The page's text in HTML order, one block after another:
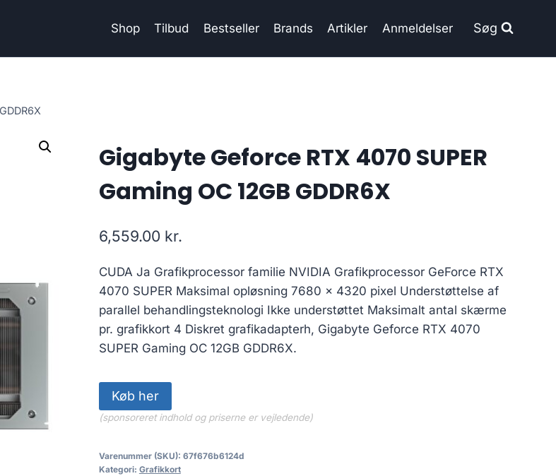
Shop Tilbud Bestseller Brands Artikler Anmeldelser Søg
Gigabyte Geforce RTX 4070 SUPER
Gaming OC 12GB GDDR6X
6,559.00 kr.
CUDA Ja Grafikprocessor familie NVIDIA Grafikprocessor GeForce RTX
4070 SUPER Maksimal opløsning 7680 x 4320 pixel Understøttelse af
parallel behandlingsteknologi Ikke understøttet Maksimalt antal skærme
pr. grafikkort 4 Diskret grafikadapterh, Gigabyte Geforce RTX 4070
SUPER Gaming OC 12GB GDDR6X.
Køb her
(sponsoreret indhold og priserne er vejledende)
Varenummer (SKU): 67f676b6124d
Kategori: Grafikkort